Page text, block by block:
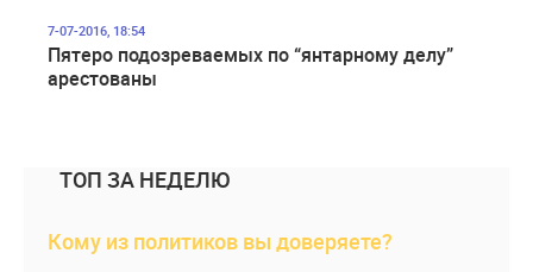
7-07-2016, 18:54
Пятеро подозреваемых по “янтарному делу”
арестованы
ТОП ЗА НЕДЕЛЮ
Кому из политиков вы доверяете?